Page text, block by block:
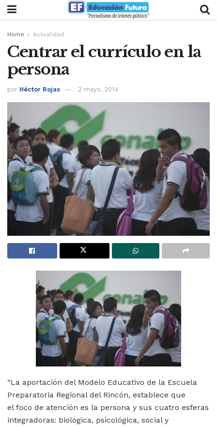
Home Actualidad
Centrar el currículo en la
persona
por Héctor Rojas 2 mayo, 2014
“La aportación del Modelo Educativo de la Escuela
Preparatoria Regional del Rincón, establece que
el foco de atención es la persona y sus cuatro esferas
integradoras: biológica, psicológica, social y